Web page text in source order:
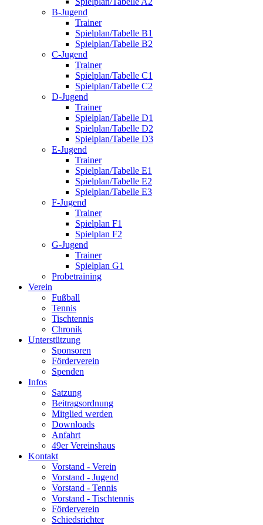
B-Jugend
Trainer
Spielplan/Tabelle B1
Spielplan/Tabelle B2
C-Jugend
Trainer
Spielplan/Tabelle C1
Spielplan/Tabelle C2
D-Jugend
Trainer
Spielplan/Tabelle D1
Spielplan/Tabelle D2
Spielplan/Tabelle D3
E-Jugend
Trainer
Spielplan/Tabelle E1
Spielplan/Tabelle E2
Spielplan/Tabelle E3
F-Jugend
Trainer
Spielplan F1
Spielplan F2
G-Jugend
Trainer
Spielplan G1
Probetraining
Verein
Fußball
Tennis
Tischtennis
Chronik
Unterstützung
Sponsoren
Förderverein
Spenden
Infos
Satzung
Beitragsordnung
Mitglied werden
Downloads
Anfahrt
49er Vereinshaus
Kontakt
Vorstand - Verein
Vorstand - Jugend
Vorstand - Tennis
Vorstand - Tischtennis
Förderverein
Schiedsrichter